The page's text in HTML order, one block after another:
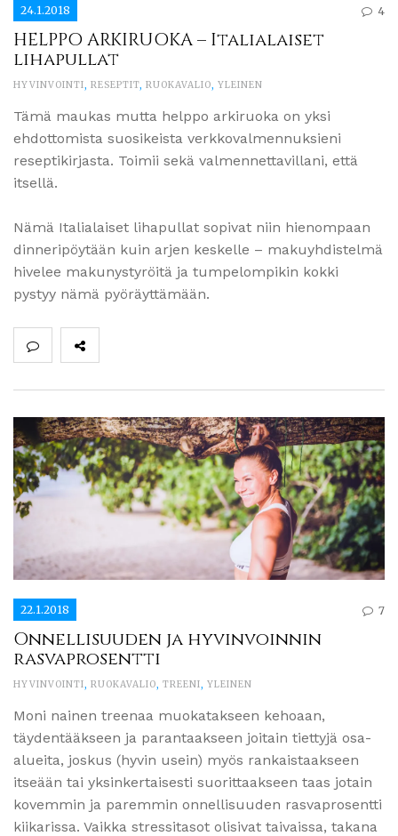
24.1.2018 4
HELPPO ARKIRUOKA – Italialaiset
lihapullat
HYVINVOINTI RESEPTIT RUOKAVALIO YLEINEN
Tämä maukas mutta helppo arkiruoka on yksi
ehdottomista suosikeista verkkovalmennuksieni
reseptikirjasta. Toimii sekä valmennettavillani, että
itsellä.
Nämä Italialaiset lihapullat sopivat niin hienompaan
dinneripöytään kuin arjen keskelle – makuyhdistelmä
hivelee makunystyröitä ja tumpelompikin kokki
pystyy nämä pyöräyttämään.
22.1.2018 7
Onnellisuuden ja hyvinvoinnin
rasvaprosentti
HYVINVOINTI, RUOKAVALIO, TREENI, YLEINEN
Moni nainen treenaa muokatakseen kehoaan,
täydentääkseen ja parantaakseen joitain tiettyjä osa-
alueita, joskus (hyvin usein) myös rankaistaakseen
itseään tai yksinkertaisesti suorittaakseen taas jotain
kovemmin ja paremmin onnellisuuden rasvaprosentti
kiikarissa. Vaikka stressitasot olisivat taivaissa, takana